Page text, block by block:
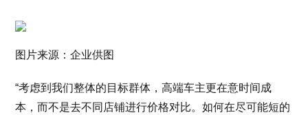
图片来源：企业供图
“考虑到我们整体的目标群体，高端车主更在意时间成
本，而不是去不同店铺进行价格对比。如何在尽可能短的